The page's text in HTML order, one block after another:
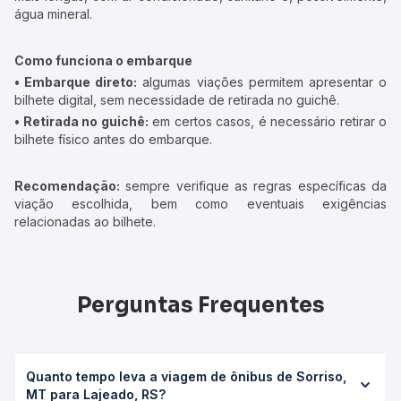
água mineral.
Como funciona o embarque
• Embarque direto: algumas viações permitem apresentar o
bilhete digital, sem necessidade de retirada no guichê.
• Retirada no guichê: em certos casos, é necessário retirar o
bilhete físico antes do embarque.
Recomendação: sempre verifique as regras específicas da
viação escolhida, bem como eventuais exigências
relacionadas ao bilhete.
Perguntas Frequentes
Quanto tempo leva a viagem de ônibus de Sorriso,
MT para Lajeado, RS?